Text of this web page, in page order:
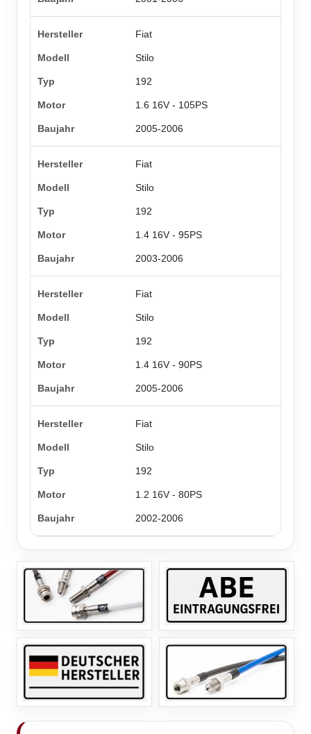
Fiat
Stilo
192
1.6 16V - 105PS
2005-2006
Fiat
Stilo
192
1.4 16V - 95PS
2003-2006
Fiat
Stilo
192
1.4 16V - 90PS
2005-2006
Fiat
Stilo
192
1.2 16V - 80PS
2002-2006